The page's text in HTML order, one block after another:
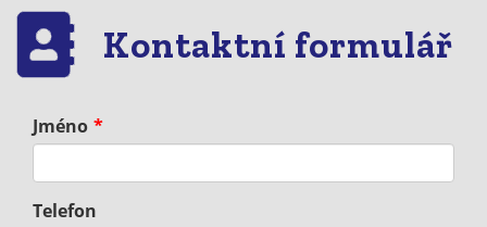
Kontaktní formulář
Jméno
Telefon